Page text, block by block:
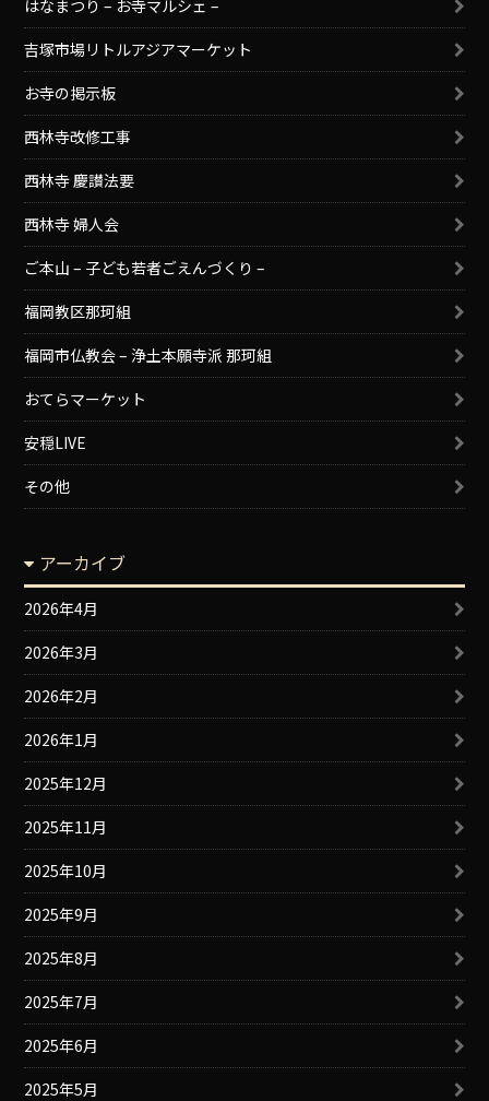
はなまつり – お寺マルシェ –
吉塚市場リトルアジアマーケット
お寺の掲示板
西林寺改修工事
西林寺 慶讃法要
西林寺 婦人会
ご本山 – 子ども若者ごえんづくり –
福岡教区那珂組
福岡市仏教会 – 浄土本願寺派 那珂組
おてらマーケット
安穏LIVE
その他
アーカイブ
2026年4月
2026年3月
2026年2月
2026年1月
2025年12月
2025年11月
2025年10月
2025年9月
2025年8月
2025年7月
2025年6月
2025年5月